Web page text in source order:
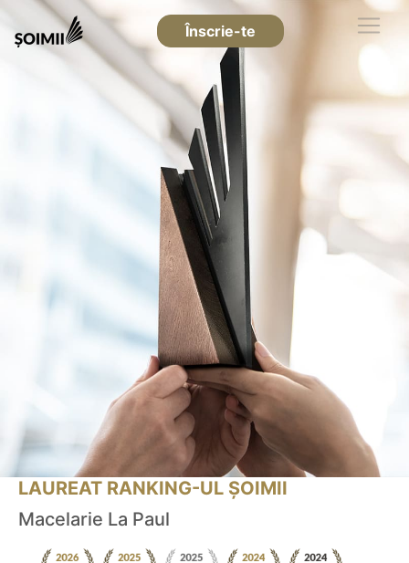
Înscrie-te
LAUREAT RANKING-UL ȘOIMII
Macelarie La Paul